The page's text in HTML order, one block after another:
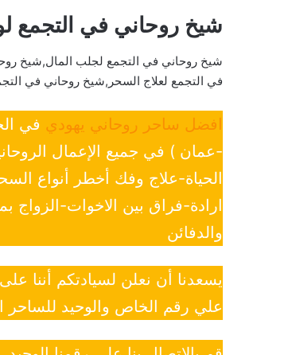
شيخ روحاني في التجمع
شيخ روحاني في التجمع لجلب المال,شيخ
في التجمع لعلاج السحر,شيخ روحاني في
افضل ساحر روحاني يهودي في
-عمان ) في جميع الإعمال
الحياة-علاج وفك أخطر أنواع
ارادة-فراق بين الاخوات-
والدفائن
يسعدنا أن نعلن لسيادتكم أننا
علي رقم الخاص والوحيد للساحر